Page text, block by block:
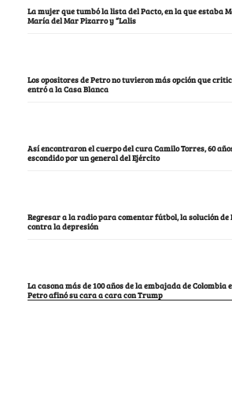
La mujer que tumbó la lista del Pacto, en la que estaba
María del Mar Pizarro y “Lalis
Los opositores de Petro no tuvieron más opción que
entró a la Casa Blanca
Así encontraron el cuerpo del cura Camilo Torres, 60
escondido por un general del Ejército
Regresar a la radio para comentar fútbol, la solución
contra la depresión
La casona más de 100 años de la embajada de Colombia
Petro afinó su cara a cara con Trump